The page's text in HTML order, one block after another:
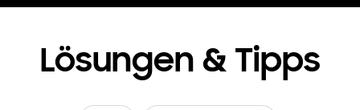
Lösungen & Tipps